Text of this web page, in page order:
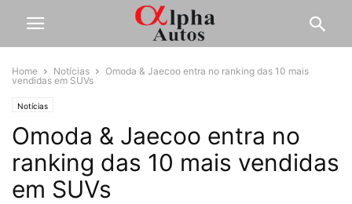
Home Notícias
Omoda & Jaecoo entra no ranking das 10 mais
vendidas em SUVs
Notícias
Omoda & Jaecoo entra no
ranking das 10 mais vendidas
em SUVs